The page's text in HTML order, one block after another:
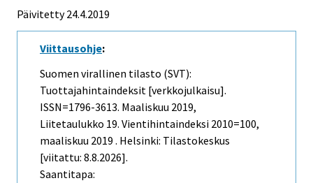
Päivitetty 24.4.2019
Viittausohje:
Suomen virallinen tilasto (SVT):
Tuottajahintaindeksit [verkkojulkaisu].
ISSN=1796-3613. Maaliskuu 2019,
Liitetaulukko 19. Vientihintaindeksi 2010=100,
maaliskuu 2019 . Helsinki: Tilastokeskus
[viitattu: 8.8.2026].
Saantitapa: